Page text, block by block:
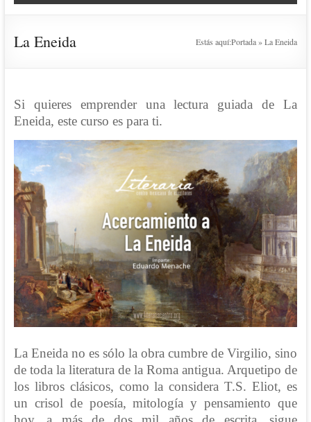
La Eneida Estás aquí:Portada»La Eneida
Si quieres emprender una lectura guiada de La
Eneida, este curso es para ti.
La Eneida no es sólo la obra cumbre de Virgilio, sino
de toda la literatura de la Roma antigua. Arquetipo de
los libros clásicos, como la considera T.S. Eliot, es
un crisol de poesía, mitología y pensamiento que